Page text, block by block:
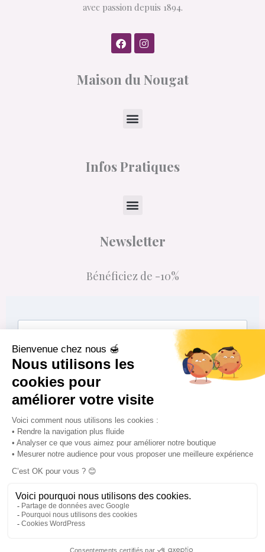
avec passion depuis 1894.
F
a
b
o
I
n
a
g
Maison du Nougat
Menu
Infos Pratiques
Menu
Newsletter
Bénéficiez de -10%